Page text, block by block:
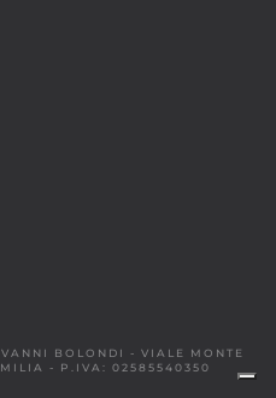
BOLONDI - VIALE MONTE
- P.IVA: 02585540350